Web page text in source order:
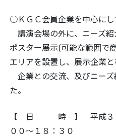
○ＫＧＣ会員企業を中心に
講演会場の外に、ニーズ
ポスター展示(可能な範囲で
エリアを設置し、展示企業
企業との交流、及びニー
た。
【 日 時 】 平成３０
００～１８：３０